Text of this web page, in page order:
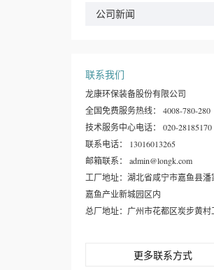
公司新闻
联系我们
龙康环保装备股份有限公司
全国免费服务热线： 4008-780-280
技术服务中心电话： 020-28185170
联系电话： 13016013265
邮箱联系： admin@longk.com
工厂地址：湖北省咸宁市嘉鱼县潘
嘉鱼产业新城园区内
总厂地址：广州市花都区炭步黄村
更多联系方式